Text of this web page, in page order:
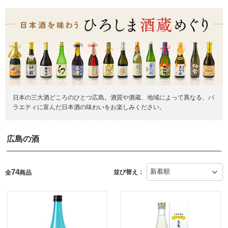
日本の三大酒どころのひとつ広島。酒質や酒蔵、地域によって異なる、バ
ラエティに富んだ日本酒の味わいをお楽しみください。
広島の酒
全74商品 並び替え：